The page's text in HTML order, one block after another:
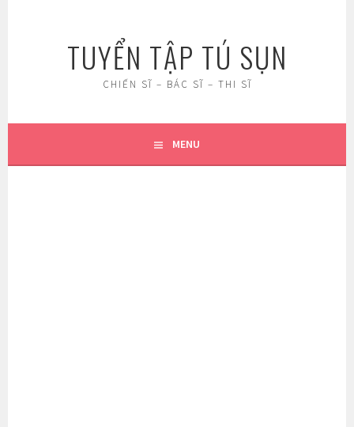
TUYỂN TẬP TÚ SỤN
CHIẾN SĨ – BÁC SĨ – THI SĨ
MENU